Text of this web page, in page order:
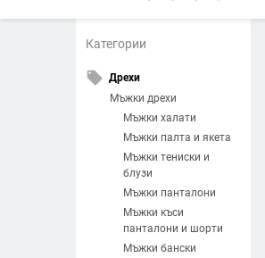
Категории
local_offer Дрехи
Мъжки дрехи
Мъжки халати
Мъжки палта и якета
Мъжки тениски и
блузи
Мъжки панталони
Мъжки къси
панталони и шорти
Мъжки бански